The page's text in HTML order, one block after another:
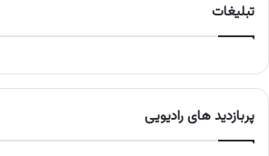
تبلیغات
پربازدید های رادیویی